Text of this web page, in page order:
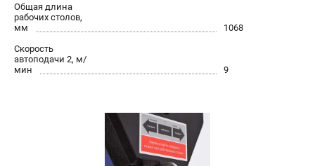
Общая длина
рабочих столов,
мм
1068
Скорость
автоподачи 2, м/
мин
9